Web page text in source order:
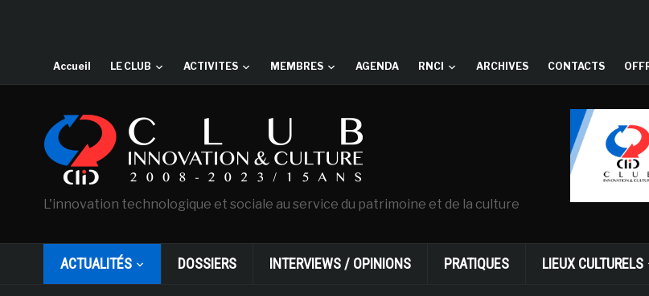
Accueil LE CLUB ACTIVITES MEMBRES AGENDA RNCI ARCHIVES CONTACTS
L'innovation technologique et sociale au service du patrimoine et de la culture
ACTUALITÉS DOSSIERS INTERVIEWS / OPINIONS PRATIQUES LIEUX CULTURELS